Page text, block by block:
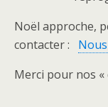
Noël approche,
contacter :
Merci pour nos